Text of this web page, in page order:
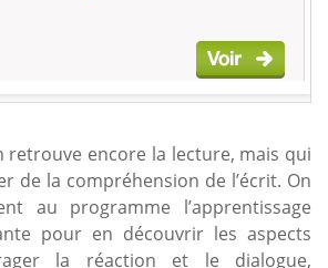
retrouve encore la lecture, mais qui
de la compréhension de l’écrit. On
au programme l’apprentissage
pour en découvrir les aspects
la réaction et le dialogue,